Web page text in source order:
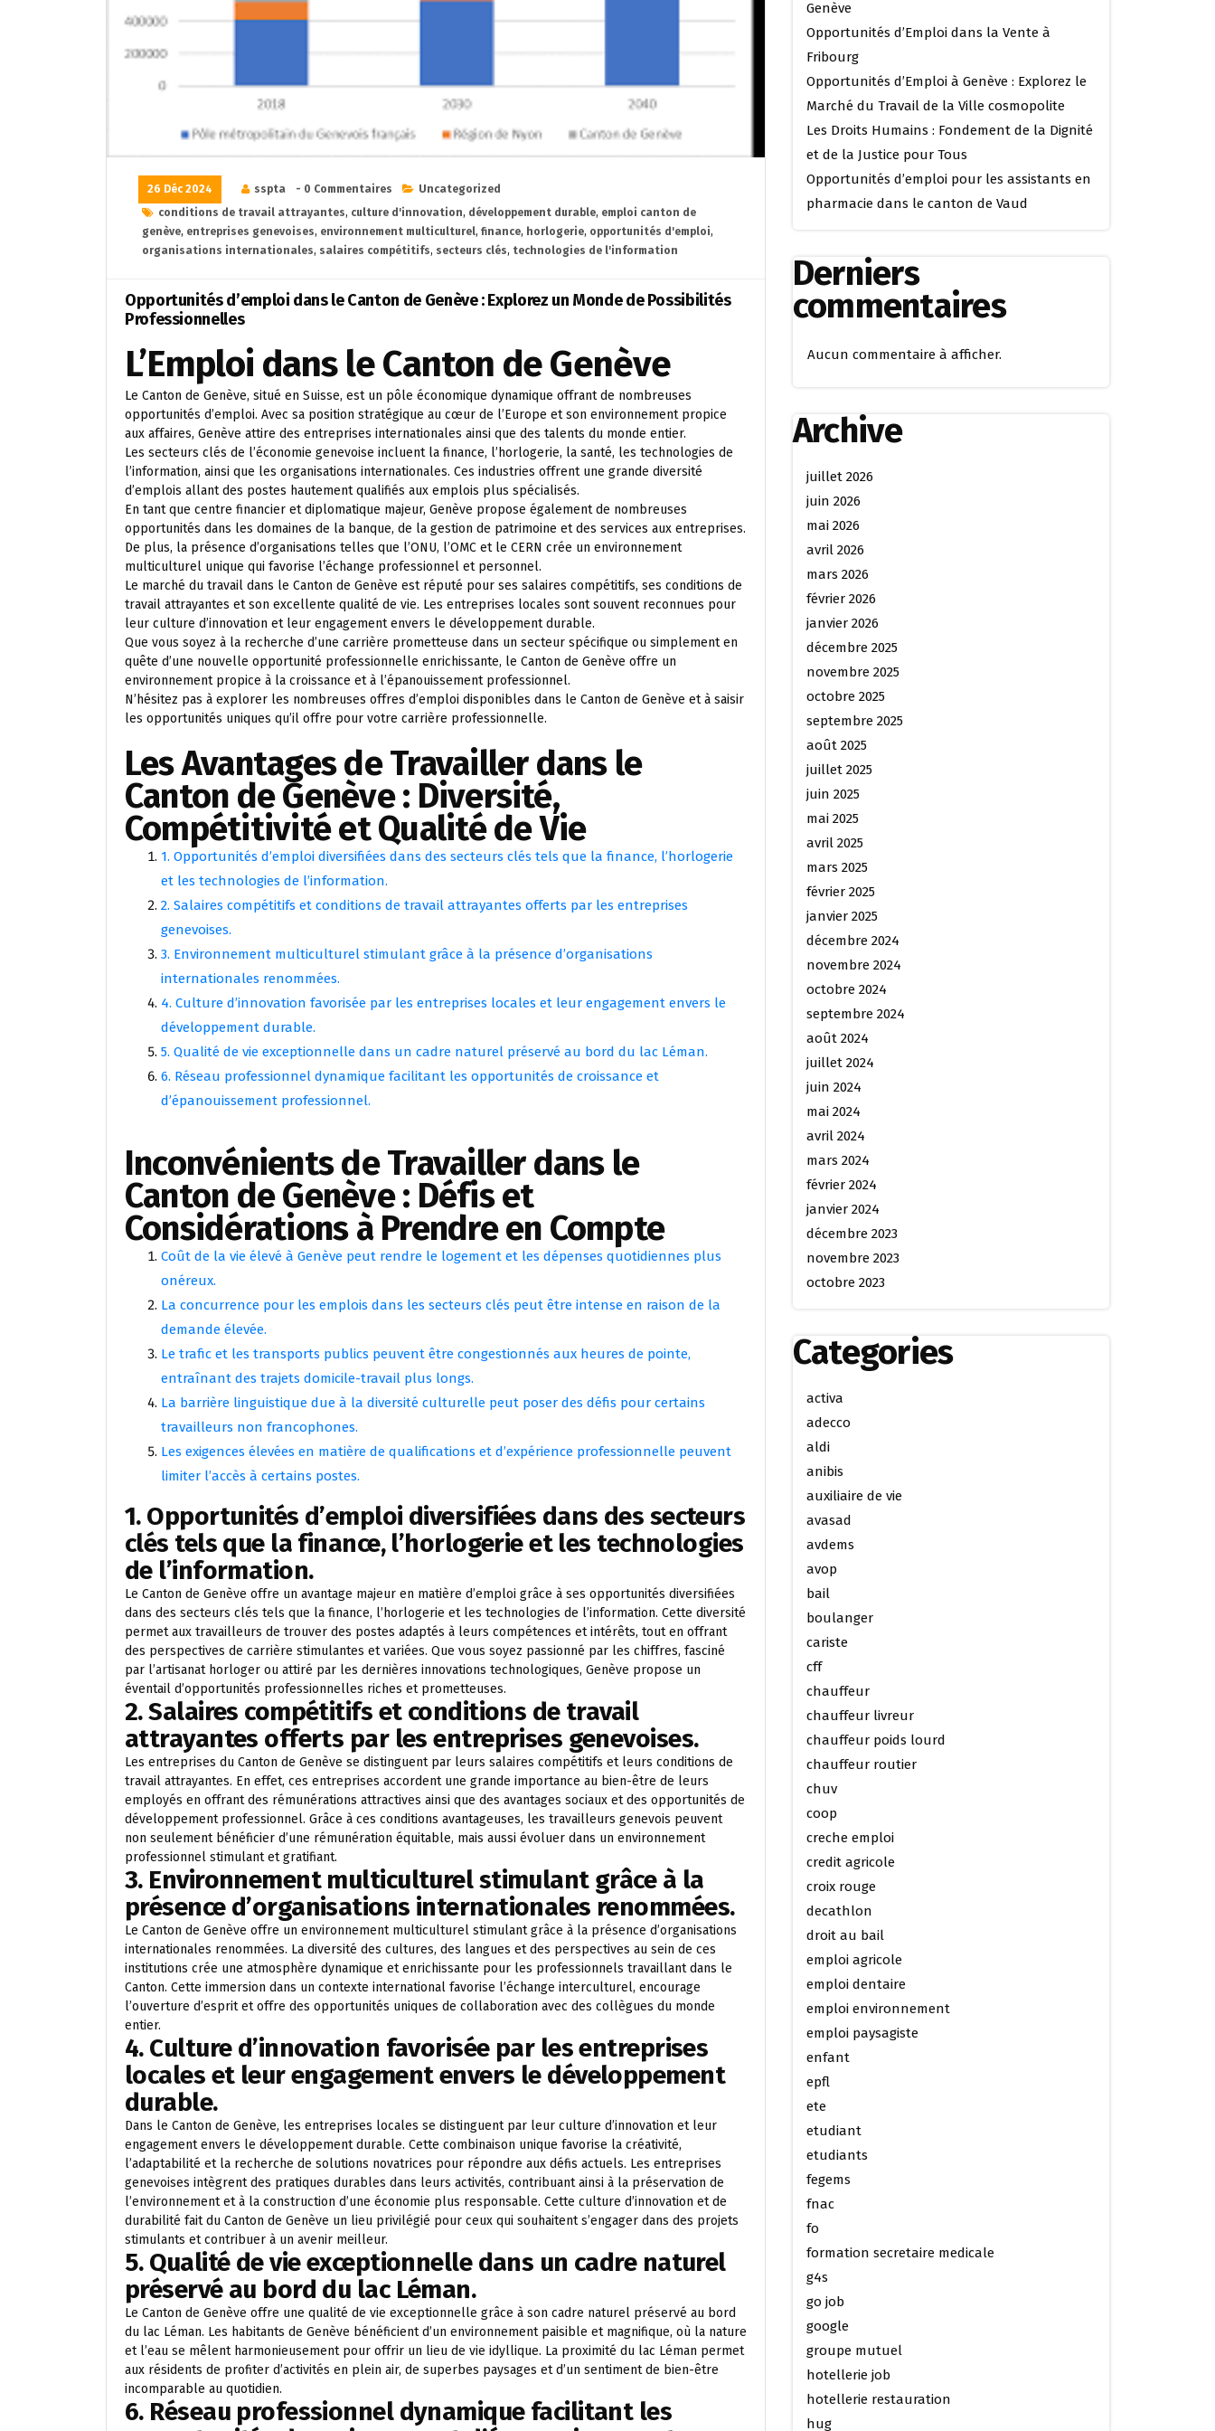
26 Déc 2024 sspta - 0 Commentaires
Uncategorized
conditions de travail attrayantes, culture d'innovation, développement durable, emploi canton de
genève, entreprises genevoises, environnement multiculturel, finance, horlogerie, opportunités d'emploi,
organisations internationales, salaires compétitifs, secteurs clés, technologies de l'information
Opportunités d’emploi dans le Canton de Genève : Explorez un Monde de Possibilités
Professionnelles
L’Emploi dans le Canton de Genève
Le Canton de Genève, situé en Suisse, est un pôle économique dynamique offrant de nombreuses
opportunités d’emploi. Avec sa position stratégique au cœur de l’Europe et son environnement propice
aux affaires, Genève attire des entreprises internationales ainsi que des talents du monde entier.
Les secteurs clés de l’économie genevoise incluent la finance, l’horlogerie, la santé, les technologies de
l’information, ainsi que les organisations internationales. Ces industries offrent une grande diversité
d’emplois allant des postes hautement qualifiés aux emplois plus spécialisés.
En tant que centre financier et diplomatique majeur, Genève propose également de nombreuses
opportunités dans les domaines de la banque, de la gestion de patrimoine et des services aux entreprises.
De plus, la présence d’organisations telles que l’ONU, l’OMC et le CERN crée un environnement
multiculturel unique qui favorise l’échange professionnel et personnel.
Le marché du travail dans le Canton de Genève est réputé pour ses salaires compétitifs, ses conditions de
travail attrayantes et son excellente qualité de vie. Les entreprises locales sont souvent reconnues pour
leur culture d’innovation et leur engagement envers le développement durable.
Que vous soyez à la recherche d’une carrière prometteuse dans un secteur spécifique ou simplement en
quête d’une nouvelle opportunité professionnelle enrichissante, le Canton de Genève offre un
environnement propice à la croissance et à l’épanouissement professionnel.
N’hésitez pas à explorer les nombreuses offres d’emploi disponibles dans le Canton de Genève et à saisir
les opportunités uniques qu’il offre pour votre carrière professionnelle.
Les Avantages de Travailler dans le
Canton de Genève : Diversité,
Compétitivité et Qualité de Vie
1. Opportunités d’emploi diversifiées dans des secteurs clés tels que la finance, l’horlogerie
et les technologies de l’information.
2. Salaires compétitifs et conditions de travail attrayantes offerts par les entreprises
genevoises.
3. Environnement multiculturel stimulant grâce à la présence d’organisations
internationales renommées.
4. Culture d’innovation favorisée par les entreprises locales et leur engagement envers le
développement durable.
5. Qualité de vie exceptionnelle dans un cadre naturel préservé au bord du lac Léman.
6. Réseau professionnel dynamique facilitant les opportunités de croissance et
d’épanouissement professionnel.
Inconvénients de Travailler dans le
Canton de Genève : Défis et
Considérations à Prendre en Compte
Coût de la vie élevé à Genève peut rendre le logement et les dépenses quotidiennes plus
onéreux.
La concurrence pour les emplois dans les secteurs clés peut être intense en raison de la
demande élevée.
Le trafic et les transports publics peuvent être congestionnés aux heures de pointe,
entraînant des trajets domicile-travail plus longs.
La barrière linguistique due à la diversité culturelle peut poser des défis pour certains
travailleurs non francophones.
Les exigences élevées en matière de qualifications et d’expérience professionnelle peuvent
limiter l’accès à certains postes.
1. Opportunités d’emploi diversifiées dans des secteurs
clés tels que la finance, l’horlogerie et les technologies
de l’information.
Le Canton de Genève offre un avantage majeur en matière d’emploi grâce à ses opportunités diversifiées
dans des secteurs clés tels que la finance, l’horlogerie et les technologies de l’information. Cette diversité
permet aux travailleurs de trouver des postes adaptés à leurs compétences et intérêts, tout en offrant
des perspectives de carrière stimulantes et variées. Que vous soyez passionné par les chiffres, fasciné
par l’artisanat horloger ou attiré par les dernières innovations technologiques, Genève propose un
éventail d’opportunités professionnelles riches et prometteuses.
2. Salaires compétitifs et conditions de travail
attrayantes offerts par les entreprises genevoises.
Les entreprises du Canton de Genève se distinguent par leurs salaires compétitifs et leurs conditions de
travail attrayantes. En effet, ces entreprises accordent une grande importance au bien-être de leurs
employés en offrant des rémunérations attractives ainsi que des avantages sociaux et des opportunités de
développement professionnel. Grâce à ces conditions avantageuses, les travailleurs genevois peuvent
non seulement bénéficier d’une rémunération équitable, mais aussi évoluer dans un environnement
professionnel stimulant et gratifiant.
3. Environnement multiculturel stimulant grâce à la
présence d’organisations internationales renommées.
Le Canton de Genève offre un environnement multiculturel stimulant grâce à la présence d’organisations
internationales renommées. La diversité des cultures, des langues et des perspectives au sein de ces
institutions crée une atmosphère dynamique et enrichissante pour les professionnels travaillant dans le
Canton. Cette immersion dans un contexte international favorise l’échange interculturel, encourage
l’ouverture d’esprit et offre des opportunités uniques de collaboration avec des collègues du monde
entier.
4. Culture d’innovation favorisée par les entreprises
locales et leur engagement envers le développement
durable.
Dans le Canton de Genève, les entreprises locales se distinguent par leur culture d’innovation et leur
engagement envers le développement durable. Cette combinaison unique favorise la créativité,
l’adaptabilité et la recherche de solutions novatrices pour répondre aux défis actuels. Les entreprises
genevoises intègrent des pratiques durables dans leurs activités, contribuant ainsi à la préservation de
l’environnement et à la construction d’une économie plus responsable. Cette culture d’innovation et de
durabilité fait du Canton de Genève un lieu privilégié pour ceux qui souhaitent s’engager dans des projets
stimulants et contribuer à un avenir meilleur.
5. Qualité de vie exceptionnelle dans un cadre naturel
préservé au bord du lac Léman.
Le Canton de Genève offre une qualité de vie exceptionnelle grâce à son cadre naturel préservé au bord
du lac Léman. Les habitants de Genève bénéficient d’un environnement paisible et magnifique, où la nature
et l’eau se mêlent harmonieusement pour offrir un lieu de vie idyllique. La proximité du lac Léman permet
aux résidents de profiter d’activités en plein air, de superbes paysages et d’un sentiment de bien-être
incomparable au quotidien.
6. Réseau professionnel dynamique facilitant les
Genève
Opportunités d’Emploi dans la Vente à
Fribourg
Opportunités d’Emploi à Genève : Explorez le
Marché du Travail de la Ville cosmopolite
Les Droits Humains : Fondement de la Dignité
et de la Justice pour Tous
Opportunités d’emploi pour les assistants en
pharmacie dans le canton de Vaud
Derniers
commentaires
Aucun commentaire à afficher.
Archive
juillet 2026
juin 2026
mai 2026
avril 2026
mars 2026
février 2026
janvier 2026
décembre 2025
novembre 2025
octobre 2025
septembre 2025
août 2025
juillet 2025
juin 2025
mai 2025
avril 2025
mars 2025
février 2025
janvier 2025
décembre 2024
novembre 2024
octobre 2024
septembre 2024
août 2024
juillet 2024
juin 2024
mai 2024
avril 2024
mars 2024
février 2024
janvier 2024
décembre 2023
novembre 2023
octobre 2023
Categories
activa
adecco
aldi
anibis
auxiliaire de vie
avasad
avdems
avop
bail
boulanger
cariste
cff
chauffeur
chauffeur livreur
chauffeur poids lourd
chauffeur routier
chuv
coop
creche emploi
credit agricole
croix rouge
decathlon
droit au bail
emploi agricole
emploi dentaire
emploi environnement
emploi paysagiste
enfant
epfl
ete
etudiant
etudiants
fegems
fnac
fo
formation secretaire medicale
g4s
go job
google
groupe mutuel
hotellerie job
hotellerie restauration
hug